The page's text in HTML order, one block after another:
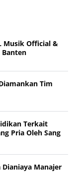
Musik Official &
Tim
Terkait
Pria Oleh Sang
Manajer